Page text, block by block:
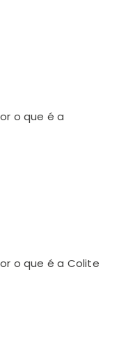
o que é a
o que é a Colite